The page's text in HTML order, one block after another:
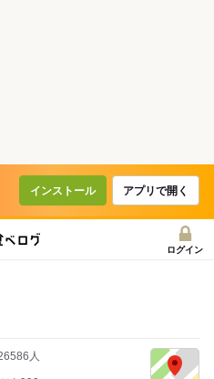
インストール アプリで開く
ログイン
人